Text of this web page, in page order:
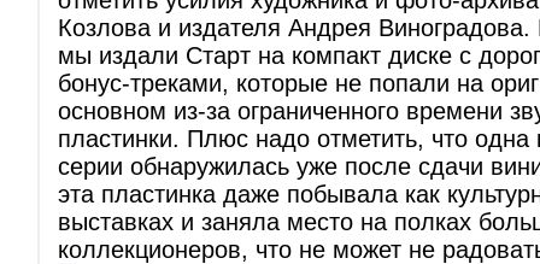
Козлова и издателя Андрея
мы издали Старт на компакт диске с
бонус-треками, которые не попали на
основном из-за ограниченного времени
пластинки. Плюс надо отметить, что одна
серии обнаружилась уже после сдачи
эта пластинка даже побывала как
выставках и заняла место на полках
коллекционеров, что не может не